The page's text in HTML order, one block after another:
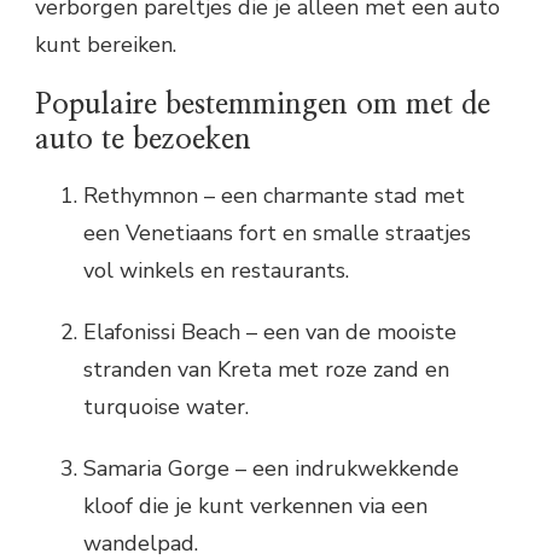
verborgen pareltjes die je alleen met een auto
kunt bereiken.
Populaire bestemmingen om met de
auto te bezoeken
Rethymnon – een charmante stad met
een Venetiaans fort en smalle straatjes
vol winkels en restaurants.
Elafonissi Beach – een van de mooiste
stranden van Kreta met roze zand en
turquoise water.
Samaria Gorge – een indrukwekkende
kloof die je kunt verkennen via een
wandelpad.